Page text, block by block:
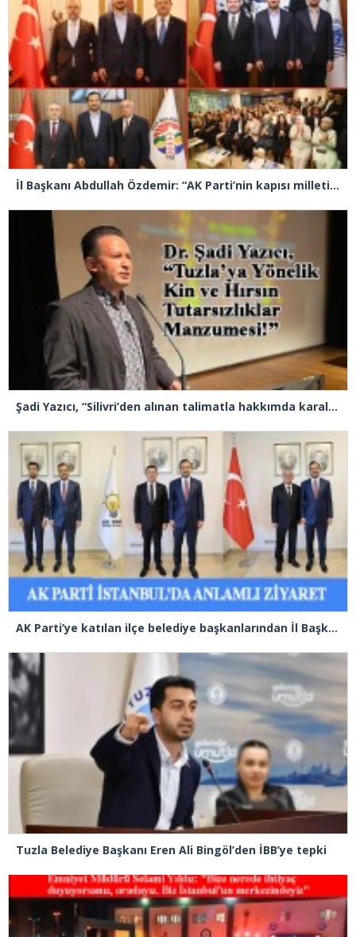
İl Başkanı Abdullah Özdemir: “AK Parti’nin kapısı milletine hizmet etmek isteyen herkese açıktır”
Şadi Yazıcı, “Silivri’den alınan talimatla hakkımda karalama kampanyası yürütülüyor”
AK Parti’ye katılan ilçe belediye başkanlarından İl Başkanı Özdemir’e ziyaret
Tuzla Belediye Başkanı Eren Ali Bingöl’den İBB’ye tepki